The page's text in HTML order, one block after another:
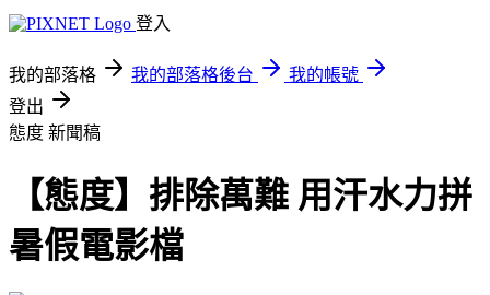
登入
我的部落格 我的部落格後台
我的帳號
登出
態度 新聞稿
【態度】排除萬難 用汗水力拼
暑假電影檔